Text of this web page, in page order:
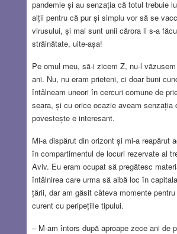
pandemie și au senzația că totul trebuie
alții pentru că pur și simplu vor să se
virusului, și mai sunt unii cărora li s-a
străinătate, uite-așa!
Pe omul meu, să-i zicem Z, nu-l
ani. Nu, nu eram prieteni, ci doar buni
întâlneam uneori în cercuri comune de
seara, și cu orice ocazie aveam senzația
povestește e interesant.
Mi-a dispărut din orizont și mi-a reapărut
în compartimentul de locuri rezervate al
Aviv. Eu eram ocupat să pregătesc
întâlnirea care urma să aibă loc în
țării, dar am găsit câteva momente
curent cu peripețiile tipului.
– M-am întors după aproape zece ani de